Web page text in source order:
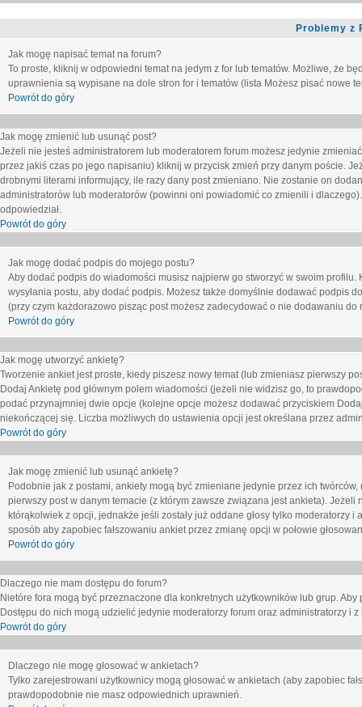
Problemy z
Jak mogę napisać temat na forum?
To proste, kliknij w odpowiedni temat na jedym z for lub tematów. Możliwe, że
uprawnienia są wypisane na dole stron for i tematów (lista Możesz pisać nowe
Powrót do góry
Jak mogę zmienić lub usunąć post?
Jeżeli nie jesteś administratorem lub moderatorem forum możesz jedynie
przez jakiś czas po jego napisaniu) kliknij w przycisk zmień przy danym poście.
drobnymi literami informujący, ile razy dany post zmieniano. Nie zostanie on
administratorów lub moderatorów (powinni oni powiadomić co zmienili i
odpowiedział.
Powrót do góry
Jak mogę dodać podpis do mojego postu?
Aby dodać podpis do wiadomości musisz najpierw go stworzyć w swoim
wysyłania postu, aby dodać podpis. Możesz także domyślnie dodawać podpis
(przy czym każdorazowo pisząc post możesz zadecydować o nie dodawaniu
Powrót do góry
Jak mogę utworzyć ankietę?
Tworzenie ankiet jest proste, kiedy piszesz nowy temat (lub zmieniasz pierwszy
Dodaj Ankietę pod głównym polem wiadomości (jeżeli nie widzisz go, to
podać przynajmniej dwie opcje (kolejne opcje możesz dodawać przyciskiem
niekończącej się. Liczba możliwych do ustawienia opcji jest określana przez
Powrót do góry
Jak mogę zmienić lub usunąć ankietę?
Podobnie jak z postami, ankiety mogą być zmieniane jedynie przez ich
pierwszy post w danym temacie (z którym zawsze związana jest ankieta).
którąkolwiek z opcji, jednakże jeśli zostały już oddane głosy tylko
sposób aby zapobiec fałszowaniu ankiet przez zmianę opcji w połowie
Powrót do góry
Dlaczego nie mam dostępu do forum?
Nietóre fora mogą być przeznaczone dla konkretnych użytkowników lub grup.
Dostępu do nich mogą udzielić jedynie moderatorzy forum oraz administratorzy i
Powrót do góry
Dlaczego nie mogę głosować w ankietach?
Tylko zarejestrowani użytkownicy mogą głosować w ankietach (aby zapobiec
prawdopodobnie nie masz odpowiednich uprawnień.